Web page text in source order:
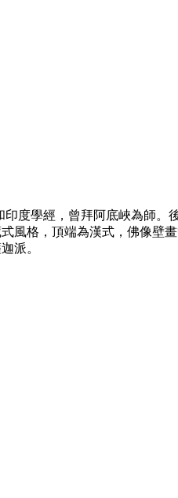
度學經，曾拜阿底峽為師
風格，頂端為漢式，佛像
派。